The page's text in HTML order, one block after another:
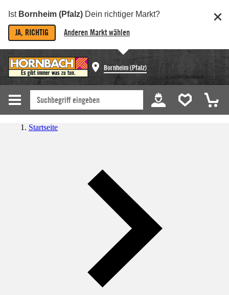
Ist Bornheim (Pfalz) Dein richtiger Markt?
JA, RICHTIG Anderen Markt wählen
Bornheim (Pfalz)
Startseite